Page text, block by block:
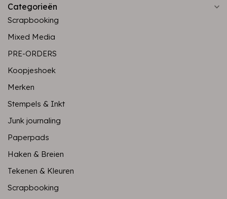
Categorieën
Scrapbooking
Mixed Media
PRE-ORDERS
Koopjeshoek
Merken
Stempels & Inkt
Junk journaling
Paperpads
Haken & Breien
Tekenen & Kleuren
Scrapbooking